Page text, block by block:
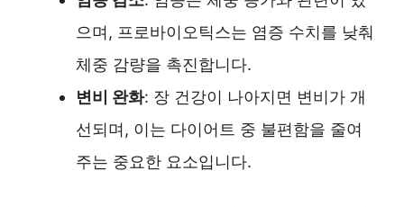
으며, 프로바이오틱스는 염증 수치를 낮춰
체중 감량을 촉진합니다.
변비 완화: 장 건강이 나아지면 변비가 개
선되며, 이는 다이어트 중 불편함을 줄여
주는 중요한 요소입니다.